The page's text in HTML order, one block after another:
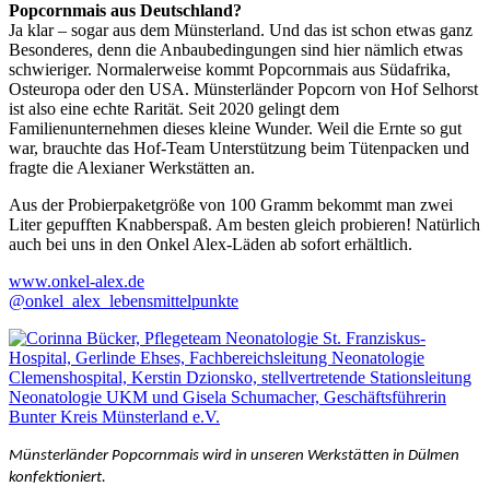
Popcornmais aus Deutschland?
Ja klar – sogar aus dem Münsterland. Und das ist schon etwas ganz
Besonderes, denn die Anbaubedingungen sind hier nämlich etwas
schwieriger. Normalerweise kommt Popcornmais aus Südafrika,
Osteuropa oder den USA. Münsterländer Popcorn von Hof Selhorst
ist also eine echte Rarität. Seit 2020 gelingt dem
Familienunternehmen dieses kleine Wunder. Weil die Ernte so gut
war, brauchte das Hof-Team Unterstützung beim Tütenpacken und
fragte die Alexianer Werkstätten an.
Aus der Probierpaketgröße von 100 Gramm bekommt man zwei
Liter gepufften Knabberspaß. Am besten gleich probieren! Natürlich
auch bei uns in den Onkel Alex-Läden ab sofort erhältlich.
www.onkel-alex.de
@onkel_alex_lebensmittelpunkte
Münsterländer Popcornmais wird in unseren Werkstätten in Dülmen
konfektioniert.